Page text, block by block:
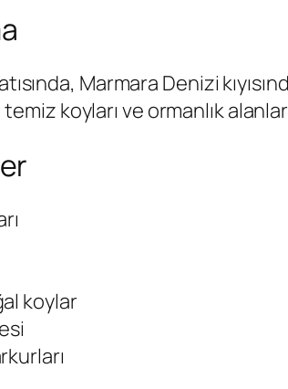
Marmara Denizi
koyları ve ormanlık
koylar